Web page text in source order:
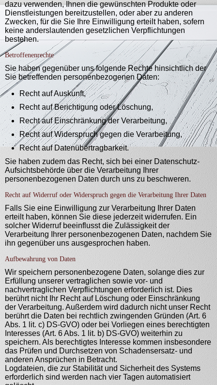
dazu verwenden, Ihnen die gewünschten Produkte oder
Dienstleistungen bereitzustellen, oder aber zu anderen
Zwecken, für die Sie Ihre Einwilligung erteilt haben, sofern
keine anderslautenden gesetzlichen Verpflichtungen
bestehen.
Betroffenenrechte
Sie haben gegenüber uns folgende Rechte hinsichtlich der
Sie betreffenden personenbezogenen Daten:
Recht auf Auskunft,
Recht auf Berichtigung oder Löschung,
Recht auf Einschränkung der Verarbeitung,
Recht auf Widerspruch gegen die Verarbeitung,
Recht auf Datenübertragbarkeit.
Sie haben zudem das Recht, sich bei einer Datenschutz-
Aufsichtsbehörde über die Verarbeitung Ihrer
personenbezogenen Daten durch uns zu beschweren.
Recht auf Widerruf oder Widerspruch gegen die Verarbeitung Ihrer Daten
Falls Sie eine Einwilligung zur Verarbeitung Ihrer Daten
erteilt haben, können Sie diese jederzeit widerrufen. Ein
solcher Widerruf beeinflusst die Zulässigkeit der
Verarbeitung Ihrer personenbezogenen Daten, nachdem Sie
ihn gegenüber uns ausgesprochen haben.
Aufbewahrung von Daten
Wir speichern personenbezogene Daten, solange dies zur
Erfüllung unserer vertraglichen sowie vor- und
nachvertraglichen Verpflichtungen erforderlich ist. Dies
berührt nicht Ihr Recht auf Löschung oder Einschränkung
der Verarbeitung. Außerdem wird dadurch nicht unser Recht
berührt die Daten bei rechtlich zwingenden Gründen (Art. 6
Abs. 1 lit. c) DS-GVO) oder bei Vorliegen eines berechtigten
Interesses (Art. 6 Abs. 1 lit. b) DS-GVO) weiterhin zu
speichern. Als berechtigtes Interesse kommen insbesondere
das Prüfen und Durchsetzen von Schadensersatz- und
anderen Ansprüchen in Betracht.
Logdateien, die zur Stabilität und Sicherheit des Systems
erforderlich sind werden nach vier Tagen automatisiert